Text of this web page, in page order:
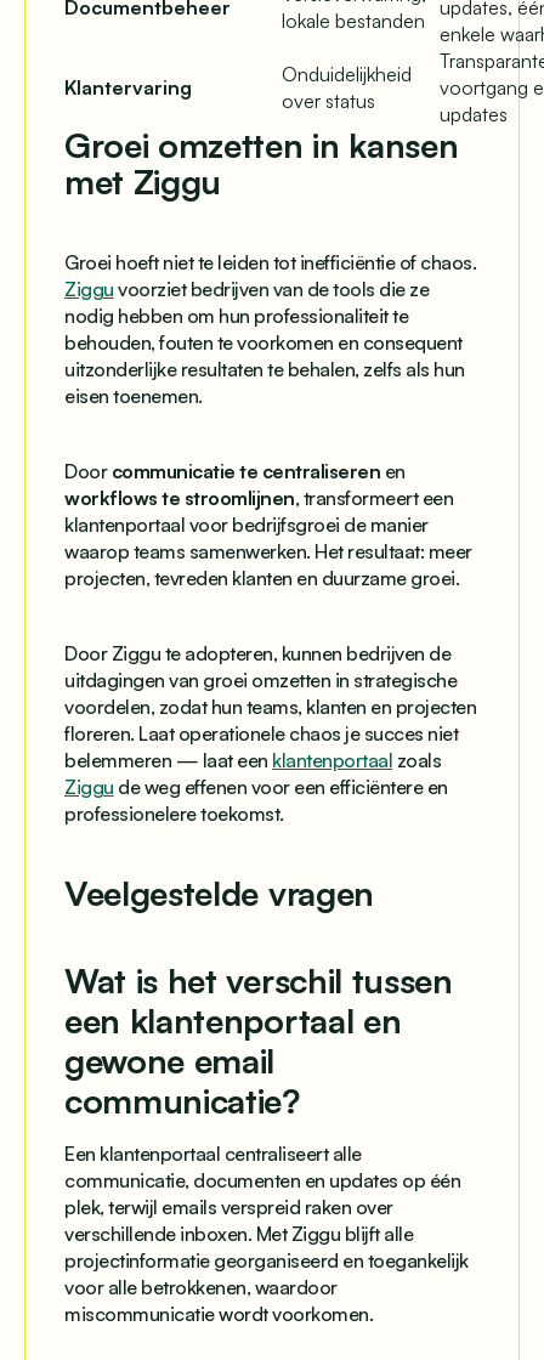
Documentbeheer
lokale bestanden
updates,
enkele
Klantervaring
Onduidelijkheid
over status
voortgang
updates
Groei omzetten in kansen
met Ziggu
Groei hoeft niet te leiden tot inefficiëntie of chaos.
Ziggu voorziet bedrijven van de tools die ze
nodig hebben om hun professionaliteit te
behouden, fouten te voorkomen en consequent
uitzonderlijke resultaten te behalen, zelfs als hun
eisen toenemen.
Door communicatie te centraliseren en
workflows te stroomlijnen, transformeert een
klantenportaal voor bedrijfsgroei de manier
waarop teams samenwerken. Het resultaat: meer
projecten, tevreden klanten en duurzame groei.
Door Ziggu te adopteren, kunnen bedrijven de
uitdagingen van groei omzetten in strategische
voordelen, zodat hun teams, klanten en projecten
floreren. Laat operationele chaos je succes niet
belemmeren — laat een klantenportaal zoals
Ziggu de weg effenen voor een efficiëntere en
professionelere toekomst.
Veelgestelde vragen
Wat is het verschil tussen
een klantenportaal en
gewone email
communicatie?
Een klantenportaal centraliseert alle
communicatie, documenten en updates op één
plek, terwijl emails verspreid raken over
verschillende inboxen. Met Ziggu blijft alle
projectinformatie georganiseerd en toegankelijk
voor alle betrokkenen, waardoor
miscommunicatie wordt voorkomen.